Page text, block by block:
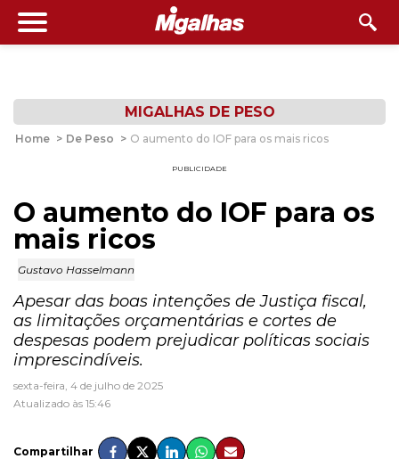
MIGALHAS DE PESO
Home > De Peso > O aumento do IOF para os mais ricos
PUBLICIDADE
O aumento do IOF para os
mais ricos
Gustavo Hasselmann
Apesar das boas intenções de Justiça fiscal,
as limitações orçamentárias e cortes de
despesas podem prejudicar políticas sociais
imprescindíveis.
sexta-feira, 4 de julho de 2025
Atualizado às 15:46
Compartilhar